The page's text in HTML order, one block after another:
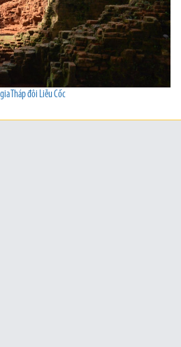
Tháp đôi Liễu Cốc